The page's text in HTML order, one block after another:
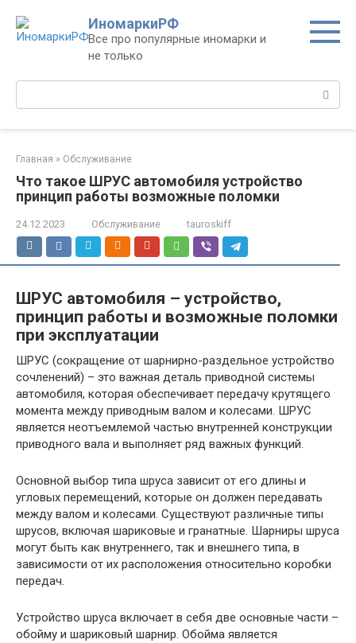
контенту
ИномаркиРФ
Все про популярные иномарки и
не только
Поиск:
Главная » Обслуживание
Что такое ШРУС автомобиля устройство
принцип работы возможные поломки
24.12.2023 Обслуживание tauroskiff
ШРУС автомобиля – устройство,
принцип работы и возможные поломки
при эксплуатации
ШРУС (сокращение от шарнирно-раздельное устройство
сочленений) – это важная деталь приводной системы
автомобиля, которая обеспечивает передачу крутящего
момента между приводным валом и колесами. ШРУС
является неотъемлемой частью внутренней конструкции
приводного вала и выполняет ряд важных функций.
Основной выбор типа шруса зависит от его длины и
угловых перемещений, которые он должен передавать
между валом и колесами. Существуют различные типы
шрусов, включая шариковые и гранатные. Шарниры шруса
могут быть как внутреннего, так и внешнего типа, в
зависимости от их расположения относительно коробки
передач.
Устройство шруса включает в себя две основные части –
обойму и шариковый шарнир. Обойма является